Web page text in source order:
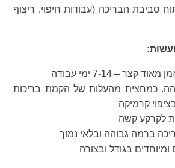
סביבת הבריכה (עבודות חיפוי, ריצוף
קצר – 7-14 ימי עבודה
כמחצית מהעלות של הקמת בריכות
קרמיקה
לקרקע קשה
ברמה גבוהה ובלאי נמוך
ומיוחדים בגודל ובצורה